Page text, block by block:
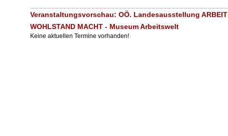
Veranstaltungsvorschau: OÖ. Landesausstellung ARBEIT
WOHLSTAND MACHT - Museum Arbeitswelt
Keine aktuellen Termine vorhanden!